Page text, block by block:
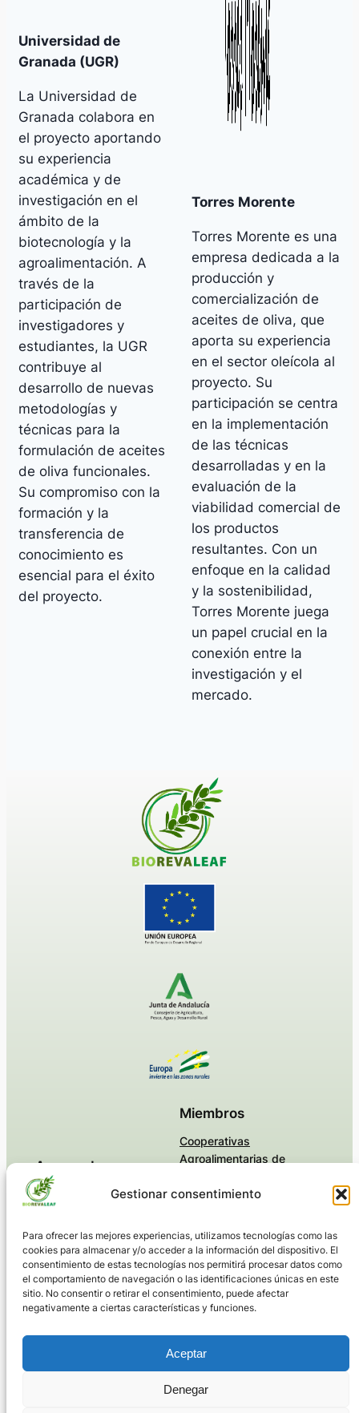
Gestionar consentimiento
Para ofrecer las mejores experiencias, utilizamos tecnologías como las
cookies para almacenar y/o acceder a la información del dispositivo. El
consentimiento de estas tecnologías nos permitirá procesar datos como
el comportamiento de navegación o las identificaciones únicas en este
sitio. No consentir o retirar el consentimiento, puede afectar
negativamente a ciertas características y funciones.
Aceptar
Denegar
Universidad de
Granada (UGR)
La Universidad de
Granada colabora en
el proyecto aportando
su experiencia
académica y de
investigación en el
ámbito de la
biotecnología y la
agroalimentación. A
través de la
participación de
investigadores y
estudiantes, la UGR
contribuye al
desarrollo de nuevas
metodologías y
técnicas para la
formulación de aceites
de oliva funcionales.
Su compromiso con la
formación y la
transferencia de
conocimiento es
esencial para el éxito
del proyecto.
Torres Morente
Torres Morente es una
empresa dedicada a la
producción y
comercialización de
aceites de oliva, que
aporta su experiencia
en el sector oleícola al
proyecto. Su
participación se centra
en la implementación
de las técnicas
desarrolladas y en la
evaluación de la
viabilidad comercial de
los productos
resultantes. Con un
enfoque en la calidad
y la sostenibilidad,
Torres Morente juega
un papel crucial en la
conexión entre la
investigación y el
mercado.
Acerca de
Equipo
Carreras
Miembros
Cooperativas
Agroalimentarias de
Centro de Investigación y
Funcional (CIDAF)
Universidad de Granada
(UGR)
Torres Morente
Política de cookies (UE)
Nuevas Tecnologías de